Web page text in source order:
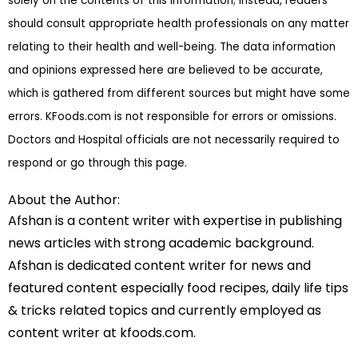
should consult appropriate health professionals on any matter
relating to their health and well-being. The data information
and opinions expressed here are believed to be accurate,
which is gathered from different sources but might have some
errors. KFoods.com is not responsible for errors or omissions.
Doctors and Hospital officials are not necessarily required to
respond or go through this page.
About the Author:
Afshan is a content writer with expertise in publishing
news articles with strong academic background.
Afshan is dedicated content writer for news and
featured content especially food recipes, daily life tips
& tricks related topics and currently employed as
content writer at kfoods.com.